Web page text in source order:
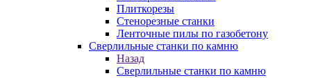
Плиткорезы
Стенорезные станки
Ленточные пилы по газобетону
Сверлильные станки по камню
Назад
Сверлильные станки по камню